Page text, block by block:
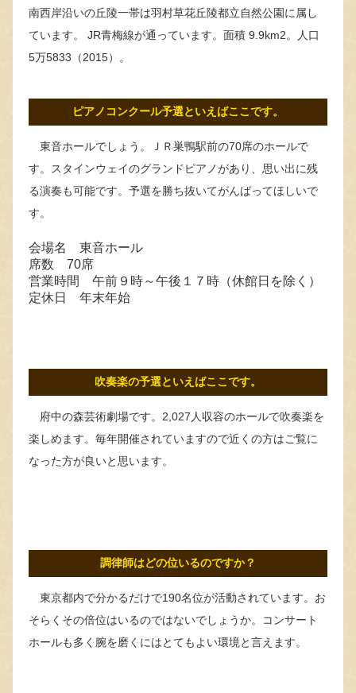
南西岸沿いの丘陵一帯は羽村草花丘陵都立自然公園に属し
ています。 JR青梅線が通っています。面積 9.9km2。人口
5万5833（2015）。
ピアノコンクール予選といえばここです。
東音ホールでしょう。ＪＲ巣鴨駅前の70席のホールで
す。スタインウェイのグランドピアノがあり、思い出に残
る演奏も可能です。予選を勝ち抜いてがんばってほしいで
す。
会場名 東音ホール
席数 70席
営業時間 午前９時～午後１７時（休館日を除く）
定休日 年末年始
吹奏楽の予選といえばここです。
府中の森芸術劇場です。2,027人収容のホールで吹奏楽を
楽しめます。毎年開催されていますので近くの方はご覧に
なった方が良いと思います。
調律師はどの位いるのですか？
東京都内で分かるだけで190名位が活動されています。お
そらくその倍位はいるのではないでしょうか。コンサート
ホールも多く腕を磨くにはとてもよい環境と言えます。